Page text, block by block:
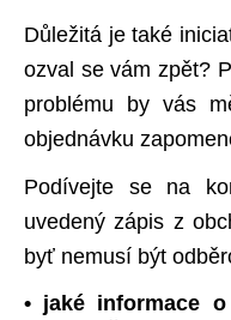
Důležitá je také
ozval se vám zpět?
problému by vás
objednávku
Podívejte se na
uvedený zápis z
byť nemusí být
• jaké informace